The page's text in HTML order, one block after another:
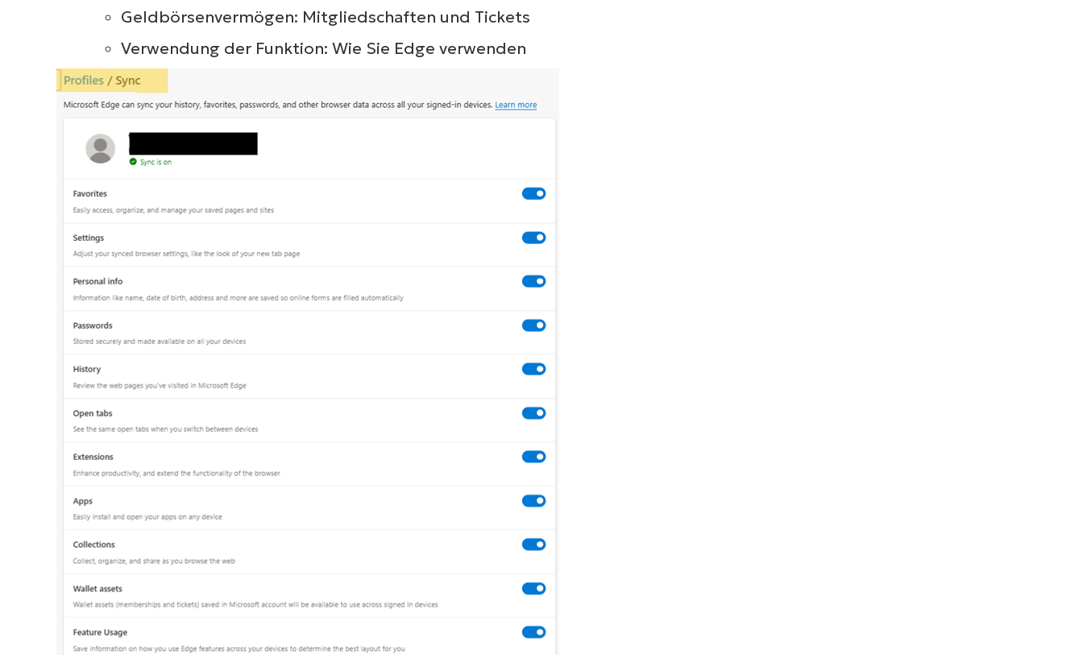
Geldbörsenvermögen: Mitgliedschaften und Tickets
Verwendung der Funktion: Wie Sie Edge verwendenSehen Sie NinjaOne in
vereinfacht
Demos ansehen